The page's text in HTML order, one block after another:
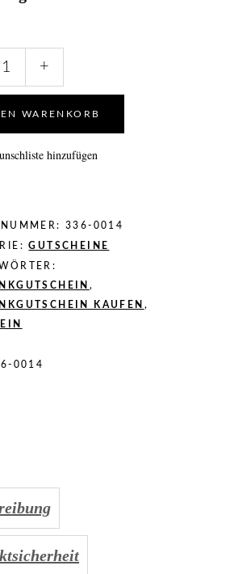
+
WARENKORB
hinzufügen
336-0014
GUTSCHEINE
,
KAUFEN ,
0014